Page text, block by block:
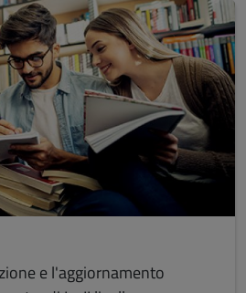
e l'aggiornamento